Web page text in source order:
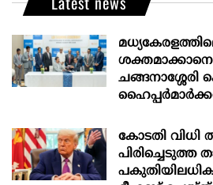
കോടതി വിധി
പിരിച്ചെടുത്ത